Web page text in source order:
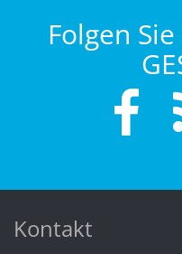
Folgen Sie
Kontakt